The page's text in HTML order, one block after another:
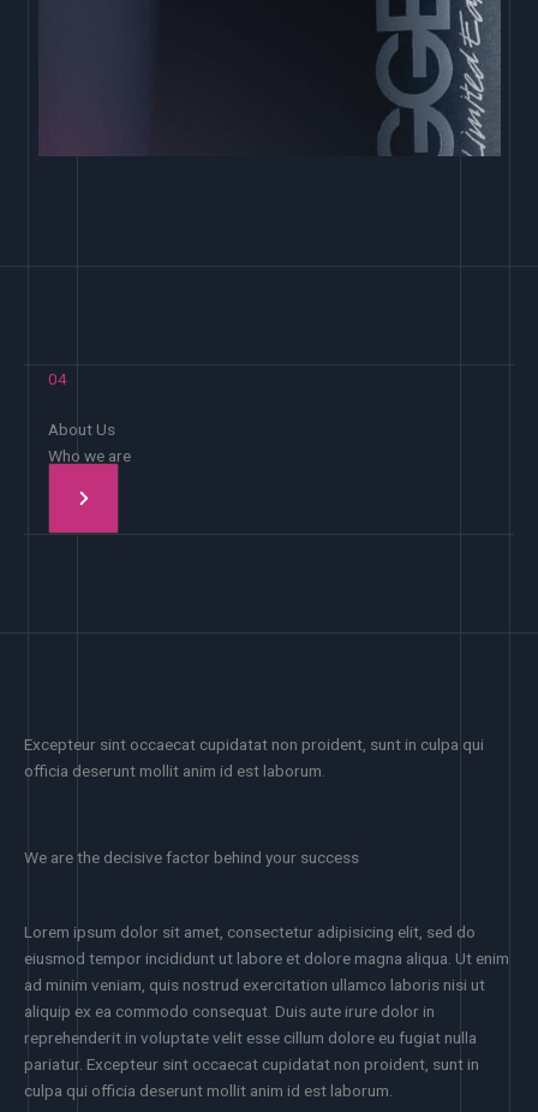
04
About Us
Who we are
Excepteur sint occaecat cupidatat non proident, sunt in culpa qui
officia deserunt mollit anim id est laborum.
We are the decisive factor behind your success
Lorem ipsum dolor sit amet, consectetur adipisicing elit, sed do
eiusmod tempor incididunt ut labore et dolore magna aliqua. Ut enim
ad minim veniam, quis nostrud exercitation ullamco laboris nisi ut
aliquip ex ea commodo consequat. Duis aute irure dolor in
reprehenderit in voluptate velit esse cillum dolore eu fugiat nulla
pariatur. Excepteur sint occaecat cupidatat non proident, sunt in
culpa qui officia deserunt mollit anim id est laborum.